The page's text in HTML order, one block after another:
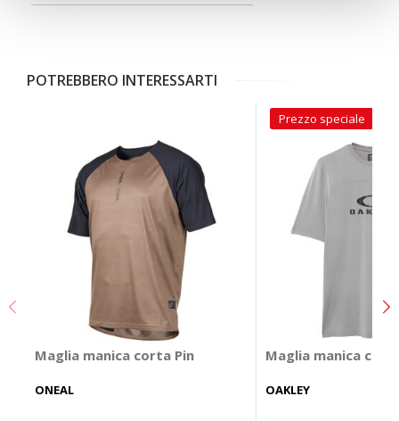
POTREBBERO INTERESSARTI
Maglia manica corta Pin
ONEAL
Prezzo speciale
Maglia manica
OAKLEY